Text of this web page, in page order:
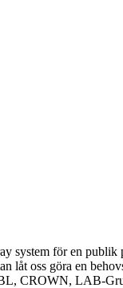
system för en
låt oss göra en
CROWN, LAB-